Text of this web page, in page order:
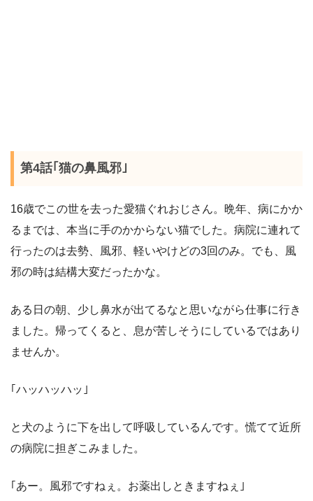
第4話｢猫の鼻風邪｣
16歳でこの世を去った愛猫ぐれおじさん。晩年、病にかか
るまでは、本当に手のかからない猫でした。病院に連れて
行ったのは去勢、風邪、軽いやけどの3回のみ。でも、風
邪の時は結構大変だったかな。
ある日の朝、少し鼻水が出てるなと思いながら仕事に行き
ました。帰ってくると、息が苦しそうにしているではあり
ませんか。
｢ハッハッハッ｣
と犬のように下を出して呼吸しているんです。慌てて近所
の病院に担ぎこみました。
｢あー。風邪ですねぇ。お薬出しときますねぇ｣